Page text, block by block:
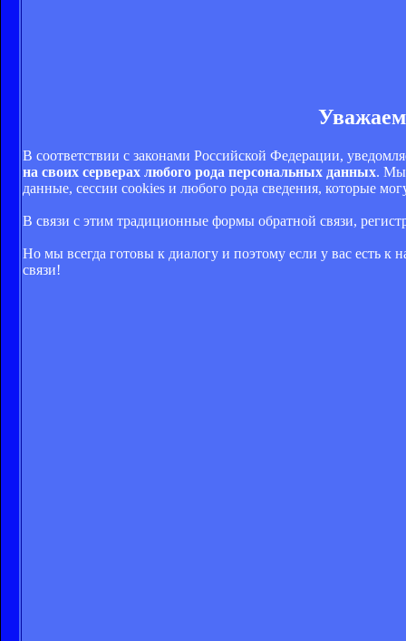
В соответствии с законами Российской Федерации,
на своих серверах любого рода персональных данных. Мы
данные, сессии cookies и любого рода сведения, которые
В связи с этим традиционные формы обратной связи,
Но мы всегда готовы к диалогу и поэтому если у вас есть
связи!